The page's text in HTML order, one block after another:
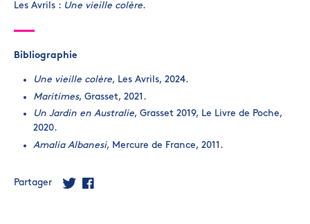
Les Avrils : Une vieille colère.
Bibliographie
Une vieille colère, Les Avrils, 2024.
Maritimes, Grasset, 2021.
Un Jardin en Australie, Grasset 2019, Le Livre de Poche,
2020.
Amalia Albanesi, Mercure de France, 2011.
Partager